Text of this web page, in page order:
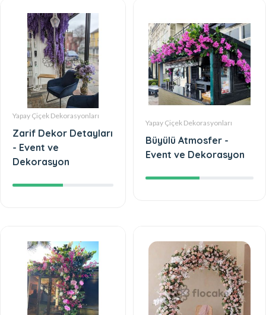
Yapay Çiçek Dekorasyonları
Zarif Dekor Detayları
- Event ve
Dekorasyon
Yapay Çiçek Dekorasyonları
Büyülü Atmosfer -
Event ve Dekorasyon